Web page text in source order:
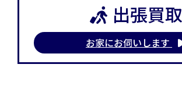
出張買取
お家にお伺いします